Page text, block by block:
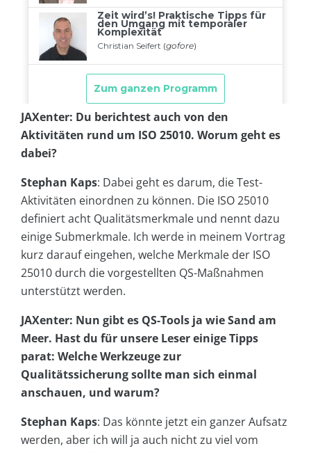
JAXenter: Du berichtest auch von den
Aktivitäten rund um ISO 25010. Worum geht es
dabei?
Stephan Kaps: Dabei geht es darum, die Test-
Aktivitäten einordnen zu können. Die ISO 25010
definiert acht Qualitätsmerkmale und nennt dazu
einige Submerkmale. Ich werde in meinem Vortrag
kurz darauf eingehen, welche Merkmale der ISO
25010 durch die vorgestellten QS-Maßnahmen
unterstützt werden.
JAXenter: Nun gibt es QS-Tools ja wie Sand am
Meer. Hast du für unsere Leser einige Tipps
parat: Welche Werkzeuge zur
Qualitätssicherung sollte man sich einmal
anschauen, und warum?
Stephan Kaps: Das könnte jetzt ein ganzer Aufsatz
werden, aber ich will ja auch nicht zu viel vom